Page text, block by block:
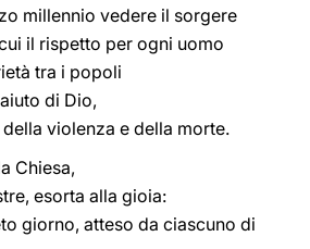
millennio vedere il sorgere
il rispetto per ogni uomo
tra i popoli
di Dio,
violenza e della morte.
Chiesa,
esorta alla gioia:
giorno, atteso da ciascuno di